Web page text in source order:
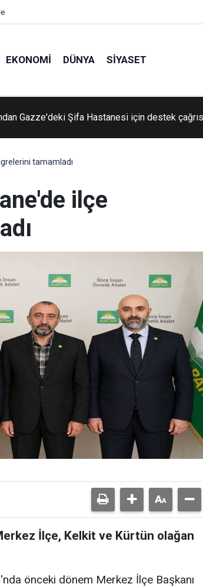
EKONOMI DÜNYA SIYASET
yasa teklifi Komisyon'dan geçti
tamamladı
ilçe
İlçe, Kelkit ve Kürtün olağan
önceki dönem Merkez İlçe Başkanı